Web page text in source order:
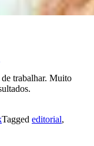
trabalhar. Muito
Tagged editorial,